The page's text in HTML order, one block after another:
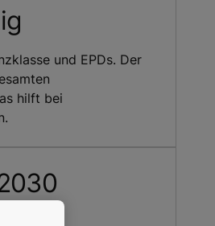
und EPDs. Der
hilft bei